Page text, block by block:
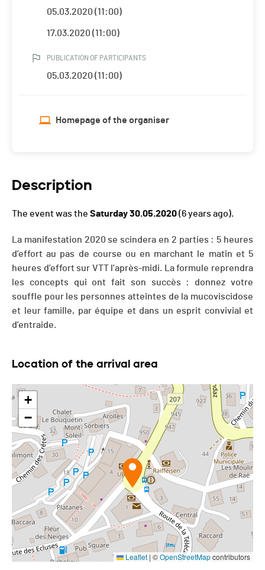
05.03.2020 (11:00)
17.03.2020 (11:00)
PUBLICATION OF PARTICIPANTS
05.03.2020 (11:00)
Homepage of the organiser
Description
The event was the Saturday 30.05.2020(6 years ago).
La manifestation 2020 se scindera en 2 parties : 5 heures
d’effort au pas de course ou en marchant le matin et 5
heures d’effort sur VTT l’après-midi. La formule reprendra
les concepts qui ont fait son succès : donnez votre
souffle pour les personnes atteintes de la mucoviscidose
et leur famille, par équipe et dans un esprit convivial et
d’entraide.
Location of the arrival area
+
−
Leaflet | ©OpenStreetMapcontributors